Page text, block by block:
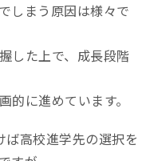
しまう原因は様々で
した上で、成長段階
に進めています。
高校進学先の選択を